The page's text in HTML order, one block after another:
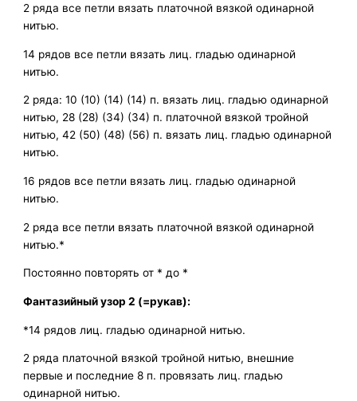
2 ряда все петли вязать платочной вязкой одинарной
нитью.
14 рядов все петли вязать лиц. гладью одинарной
нитью.
2 ряда: 10 (10) (14) (14) п. вязать лиц. гладью одинарной
нитью, 28 (28) (34) (34) п. платочной вязкой тройной
нитью, 42 (50) (48) (56) п. вязать лиц. гладью одинарной
нитью.
16 рядов все петли вязать лиц. гладью одинарной
нитью.
2 ряда все петли вязать платочной вязкой одинарной
нитью.*
Постоянно повторять от * до *
Фантазийный узор 2 (=рукав):
*14 рядов лиц. гладью одинарной нитью.
2 ряда платочной вязкой тройной нитью, внешние
первые и последние 8 п. провязать лиц. гладью
одинарной нитью.